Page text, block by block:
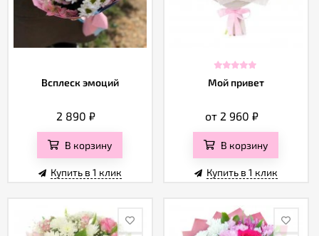
Всплеск эмоций
2 890 ₽
В корзину
Купить в 1 клик
Мой привет
от 2 960 ₽
В корзину
Купить в 1 клик